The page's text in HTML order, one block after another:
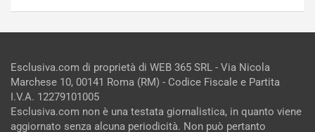
Esclusiva.com di proprietà di WEB 365 SRL - Via Nicola
Marchese 10, 00141 Roma (RM) - Codice Fiscale e Partita
I.V.A. 12279101005
Esclusiva.com non è una testata giornalistica, in quanto viene
aggiornato senza alcuna periodicità. Non può pertanto